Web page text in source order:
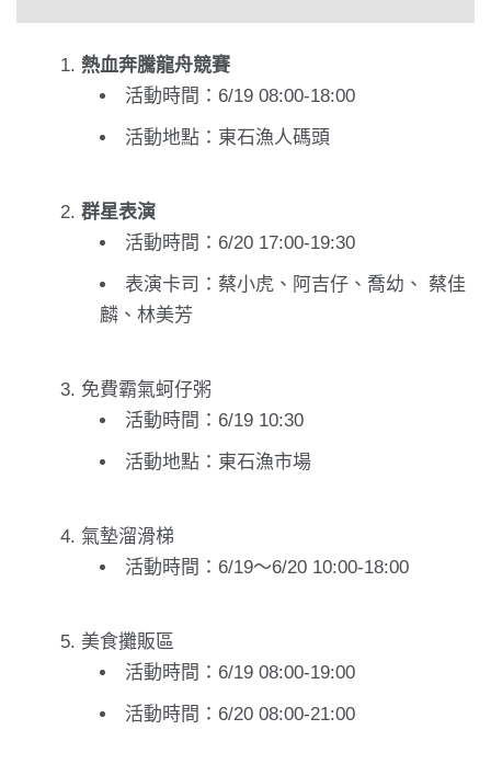
熱血奔騰龍舟競賽
活動時間：6/19 08:00-18:00
活動地點：東石漁人碼頭
群星表演
活動時間：6/20 17:00-19:30
表演卡司：蔡小虎、阿吉仔、喬幼、 蔡佳
麟、林美芳
免費霸氣蚵仔粥
活動時間：6/19 10:30
活動地點：東石漁市場
氣墊溜滑梯
活動時間：6/19～6/20 10:00-18:00
美食攤販區
活動時間：6/19 08:00-19:00
活動時間：6/20 08:00-21:00